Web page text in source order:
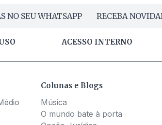
NO SEU WHATSAPP RECEBA
ACESSO INTERNO
Colunas e Blogs
Música
O mundo bate à porta